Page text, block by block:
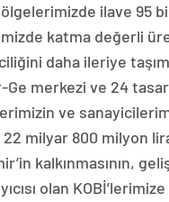
ilave 95
katma değerli
daha ileriye
merkezi ve 24
ve
milyar 800 milyon
kalkınmasının,
olan